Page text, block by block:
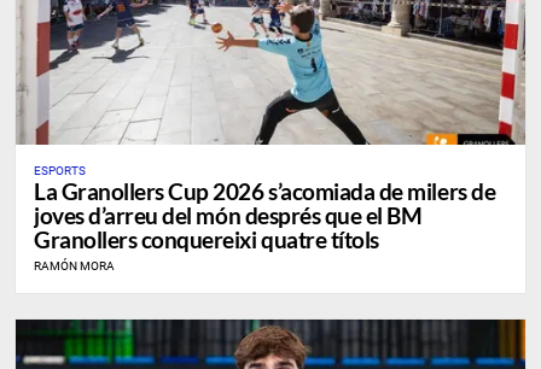
ESPORTS
La Granollers Cup 2026 s’acomiada de milers de
joves d’arreu del món després que el BM
Granollers conquereixi quatre títols
RAMÓN MORA